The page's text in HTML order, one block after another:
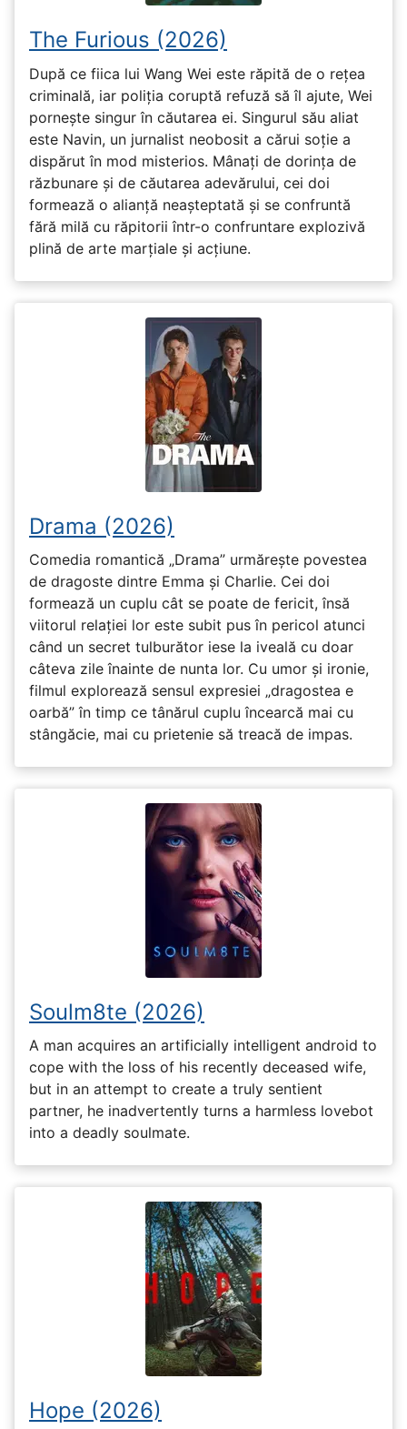
The Furious (2026)
După ce fiica lui Wang Wei este răpită de o rețea
criminală, iar poliția coruptă refuză să îl ajute, Wei
pornește singur în căutarea ei. Singurul său aliat
este Navin, un jurnalist neobosit a cărui soție a
dispărut în mod misterios. Mânați de dorința de
răzbunare și de căutarea adevărului, cei doi
formează o alianță neașteptată și se confruntă
fără milă cu răpitorii într-o confruntare explozivă
plină de arte marțiale și acțiune.
Drama (2026)
Comedia romantică „Drama” urmărește povestea
de dragoste dintre Emma și Charlie. Cei doi
formează un cuplu cât se poate de fericit, însă
viitorul relației lor este subit pus în pericol atunci
când un secret tulburător iese la iveală cu doar
câteva zile înainte de nunta lor. Cu umor și ironie,
filmul explorează sensul expresiei „dragostea e
oarbă” în timp ce tânărul cuplu încearcă mai cu
stângăcie, mai cu prietenie să treacă de impas.
Soulm8te (2026)
A man acquires an artificially intelligent android to
cope with the loss of his recently deceased wife,
but in an attempt to create a truly sentient
partner, he inadvertently turns a harmless lovebot
into a deadly soulmate.
Hope (2026)